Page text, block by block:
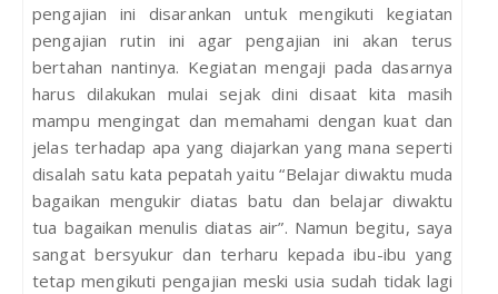
pengajian ini disarankan untuk mengikuti kegiatan
pengajian rutin ini agar pengajian ini akan terus
bertahan nantinya. Kegiatan mengaji pada dasarnya
harus dilakukan mulai sejak dini disaat kita masih
mampu mengingat dan memahami dengan kuat dan
jelas terhadap apa yang diajarkan yang mana seperti
disalah satu kata pepatah yaitu “Belajar diwaktu muda
bagaikan mengukir diatas batu dan belajar diwaktu
tua bagaikan menulis diatas air”. Namun begitu, saya
sangat bersyukur dan terharu kepada ibu-ibu yang
tetap mengikuti pengajian meski usia sudah tidak lagi